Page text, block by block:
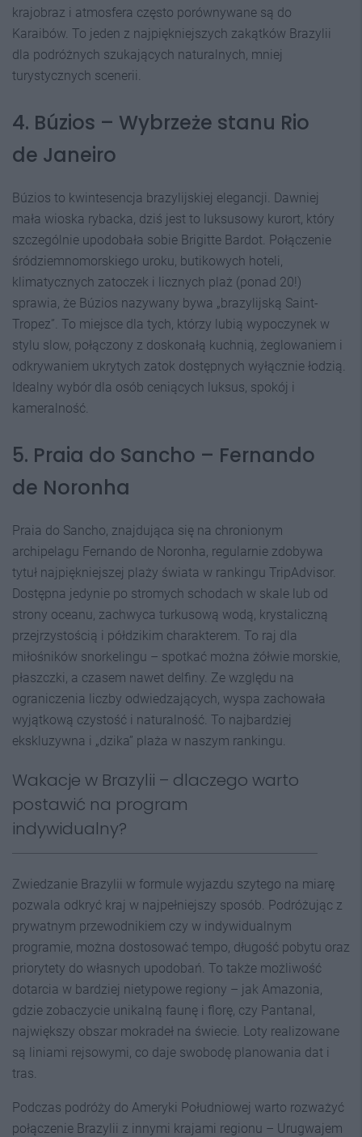
krajobraz i atmosfera często porównywane są do
Karaibów. To jeden z najpiękniejszych zakątków Brazylii
dla podróżnych szukających naturalnych, mniej
turystycznych scenerii.
4. Búzios – Wybrzeże stanu Rio
de Janeiro
Búzios to kwintesencja brazylijskiej elegancji. Dawniej
mała wioska rybacka, dziś jest to luksusowy kurort, który
szczególnie upodobała sobie Brigitte Bardot. Połączenie
śródziemnomorskiego uroku, butikowych hoteli,
klimatycznych zatoczek i licznych plaż (ponad 20!)
sprawia, że Búzios nazywany bywa „brazylijską Saint-
Tropez”. To miejsce dla tych, którzy lubią wypoczynek w
stylu slow, połączony z doskonałą kuchnią, żeglowaniem i
odkrywaniem ukrytych zatok dostępnych wyłącznie łodzią.
Idealny wybór dla osób ceniących luksus, spokój i
kameralność.
5. Praia do Sancho – Fernando
de Noronha
Praia do Sancho, znajdująca się na chronionym
archipelagu Fernando de Noronha, regularnie zdobywa
tytuł najpiękniejszej plaży świata w rankingu TripAdvisor.
Dostępna jedynie po stromych schodach w skale lub od
strony oceanu, zachwyca turkusową wodą, krystaliczną
przejrzystością i półdzikim charakterem. To raj dla
miłośników snorkelingu – spotkać można żółwie morskie,
płaszczki, a czasem nawet delfiny. Ze względu na
ograniczenia liczby odwiedzających, wyspa zachowała
wyjątkową czystość i naturalność. To najbardziej
ekskluzywna i „dzika” plaża w naszym rankingu.
Wakacje w Brazylii – dlaczego warto
postawić na program
indywidualny?
Zwiedzanie Brazylii w formule wyjazdu szytego na miarę
pozwala odkryć kraj w najpełniejszy sposób. Podróżując z
prywatnym przewodnikiem czy w indywidualnym
programie, można dostosować tempo, długość pobytu oraz
priorytety do własnych upodobań. To także możliwość
dotarcia w bardziej nietypowe regiony – jak Amazonia,
gdzie zobaczycie unikalną faunę i florę, czy Pantanal,
największy obszar mokradeł na świecie. Loty realizowane
są liniami rejsowymi, co daje swobodę planowania dat i
tras.
Podczas podróży do Ameryki Południowej warto rozważyć
połączenie Brazylii z innymi krajami regionu – Urugwajem